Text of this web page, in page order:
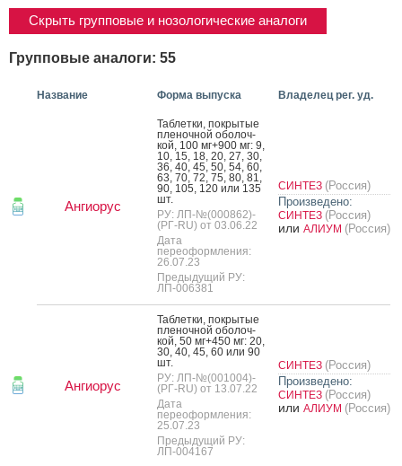
Скрыть групповые и нозологические аналоги
Групповые аналоги: 55
Название Форма выпуска Владелец рег. уд.
Ангиорус
Таб­летки, пок­ры­тые
пле­ноч­ной обо­лоч­
кой, 100 мг+900 мг: 9,
10, 15, 18, 20, 27, 30,
36, 40, 45, 50, 54, 60,
63, 70, 72, 75, 80, 81,
90, 105, 120 или 135
шт.
РУ: ЛП-№(000862)-
(РГ-RU) от 03.06.22
Дата
переоформления:
26.07.23
Предыдущий РУ:
ЛП-006381
СИНТЕЗ (Россия)
Произведено:
СИНТЕЗ (Россия)
или АЛИУМ (Россия)
Ангиорус
Таб­летки, пок­ры­тые
пле­ноч­ной обо­лоч­
кой, 50 мг+450 мг: 20,
30, 40, 45, 60 или 90
шт.
РУ: ЛП-№(001004)-
(РГ-RU) от 13.07.22
Дата
переоформления:
25.07.23
Предыдущий РУ:
ЛП-004167
СИНТЕЗ (Россия)
Произведено:
СИНТЕЗ (Россия)
или АЛИУМ (Россия)